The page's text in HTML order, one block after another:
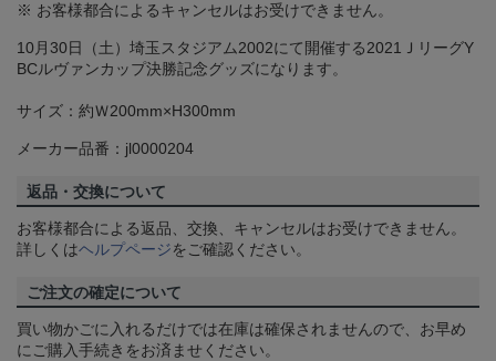
※ お客様都合によるキャンセルはお受けできません。
10月30日（土）埼玉スタジアム2002にて開催する2021ＪリーグY
BCルヴァンカップ決勝記念グッズになります。
サイズ：約Ｗ200mm×H300mm
メーカー品番：jl0000204
返品・交換について
お客様都合による返品、交換、キャンセルはお受けできません。
詳しくはヘルプページをご確認ください。
ご注文の確定について
買い物かごに入れるだけでは在庫は確保されませんので、お早め
にご購入手続きをお済ませください。